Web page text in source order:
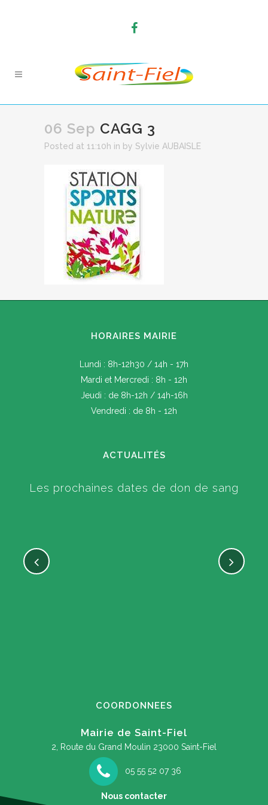
06 Sep CAGG 3
Posted at 11:10h in by Sylvie AUBAISLE
HORAIRES MAIRIE
Lundi : 8h-12h30 / 14h - 17h
Mardi et Mercredi : 8h - 12h
Jeudi : de 8h-12h / 14h-16h
Vendredi : de 8h - 12h
ACTUALITÉS
Les prochaines dates de don de sang
COORDONNEES
Mairie de Saint-Fiel
2, Route du Grand Moulin 23000 Saint-Fiel
05 55 52 07 36
Nous contacter